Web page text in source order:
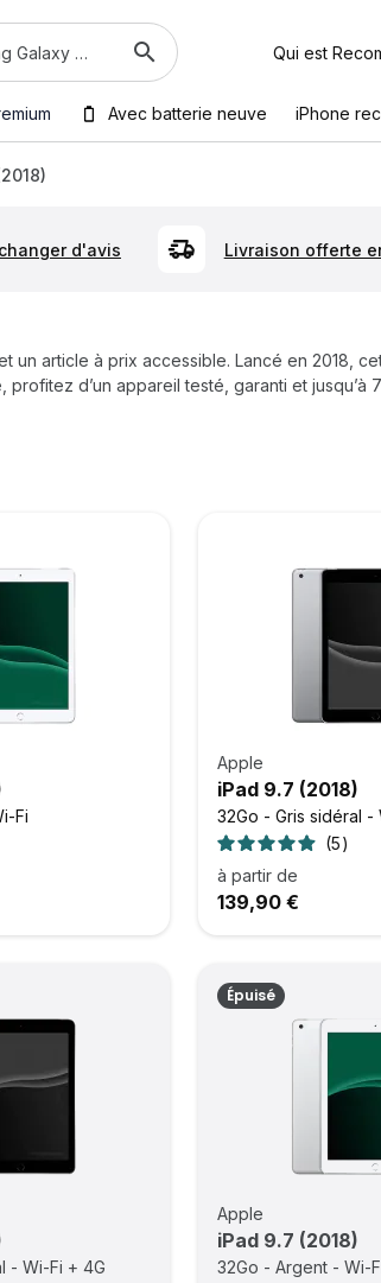
Qui est
Avec batterie neuve iPhone
d'avis Livraison offerte
article à prix accessible. Lancé en 2018,
d’un appareil testé, garanti et
Fi
Apple
iPad 9.7 (2018)
32Go - Gris sidéral -
5
à partir de
139,90 €
- Wi-Fi + 4G
Épuisé
Apple
iPad 9.7 (2018)
32Go - Argent - Wi-